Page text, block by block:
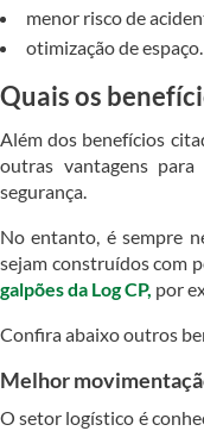
menor risco de
otimização de espaço.
Quais os
Além dos benefícios
outras vantagens
segurança.
No entanto, é sempre
sejam construídos com
galpões da Log CP, por
Confira abaixo outros
Melhor
O setor logístico é